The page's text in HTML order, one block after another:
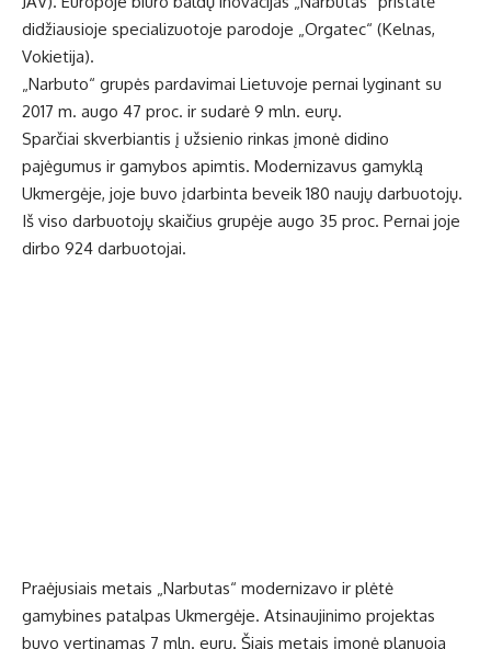
didžiausioje specializuotoje parodoje „Orgatec“ (Kelnas,
Vokietija).
„Narbuto“ grupės pardavimai Lietuvoje pernai lyginant su
2017 m. augo 47 proc. ir sudarė 9 mln. eurų.
Sparčiai skverbiantis į užsienio rinkas įmonė didino
pajėgumus ir gamybos apimtis. Modernizavus gamyklą
Ukmergėje, joje buvo įdarbinta beveik 180 naujų darbuotojų.
Iš viso darbuotojų skaičius grupėje augo 35 proc. Pernai joje
dirbo 924 darbuotojai.
Praėjusiais metais „Narbutas“ modernizavo ir plėtė
gamybines patalpas Ukmergėje. Atsinaujinimo projektas
buvo vertinamas 7 mln. eurų. Šiais metais įmonė planuoja